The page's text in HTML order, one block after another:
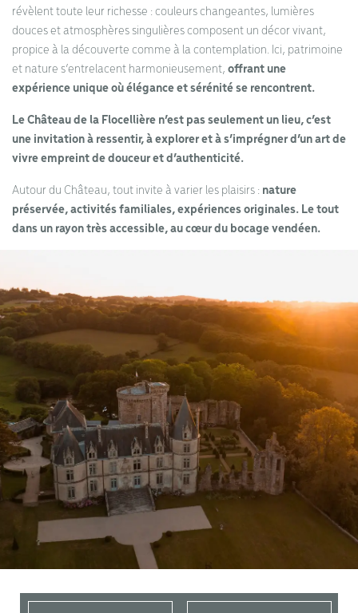
révèlent toute leur richesse : couleurs changeantes, lumières
douces et atmosphères singulières composent un décor vivant,
propice à la découverte comme à la contemplation. Ici, patrimoine
et nature s’entrelacent harmonieusement, offrant une
expérience unique où élégance et sérénité se rencontrent.
Le Château de la Flocellière n’est pas seulement un lieu, c’est
une invitation à ressentir, à explorer et à s’imprégner d’un art de
vivre empreint de douceur et d’authenticité.
Autour du Château, tout invite à varier les plaisirs : nature
préservée, activités familiales, expériences originales. Le tout
dans un rayon très accessible, au cœur du bocage vendéen.